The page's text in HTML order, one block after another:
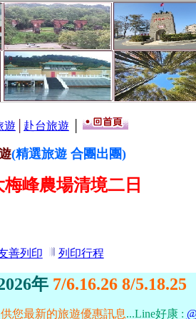
遊 赴台旅遊
(精選旅遊 合團出團)
峰農場清境二日
善列印 列印行程
年7/6.16.26 8/5.18.25
您最新的旅遊優惠訊息...Line好康 :